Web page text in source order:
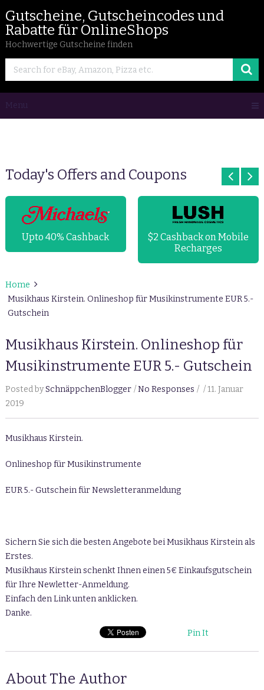
Gutscheine, Gutscheincodes und
Rabatte für OnlineShops
Hochwertige Gutscheine finden
Menu
Today's Offers and Coupons
Upto 40% Cashback
$2 Cashback on Mobile
Recharges
Home
Musikhaus Kirstein. Onlineshop für Musikinstrumente EUR 5.-
Gutschein
Musikhaus Kirstein. Onlineshop für
Musikinstrumente EUR 5.- Gutschein
Posted bySchnäppchenBlogger No Responses
11. Januar
2019
Musikhaus Kirstein.
Onlineshop für Musikinstrumente
EUR 5.- Gutschein für Newsletteranmeldung
Sichern Sie sich die besten Angebote bei Musikhaus Kirstein als
Erstes.
Musikhaus Kirstein schenkt Ihnen einen 5€ Einkaufsgutschein
für Ihre Newletter-Anmeldung.
Einfach den Link unten anklicken.
Danke.
Pin It
About The Author